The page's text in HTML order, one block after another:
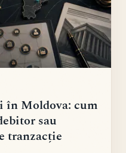
în Moldova: cum
sau
tranzacție